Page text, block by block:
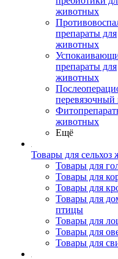
животных
препараты для
животных
препараты для
животных
перевязочный
животных
Ещё
Товары для
Товары для
Товары для
Товары для
Товары для
птицы
Товары для
Товары для
Товары для